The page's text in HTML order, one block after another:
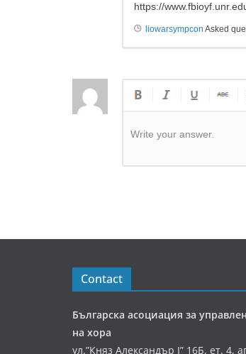
https://
liowarsympcon Asked
Write your answer.
Contact
Българска асоциация за
на хора
ул.”Княз Александър І” 16Б, ет. 4,